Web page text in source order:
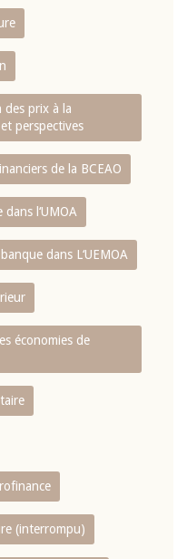
des prix à la
perspectives
de la BCEAO
l‘UMOA
dans L‘UEMOA
économies de
(interrompu)